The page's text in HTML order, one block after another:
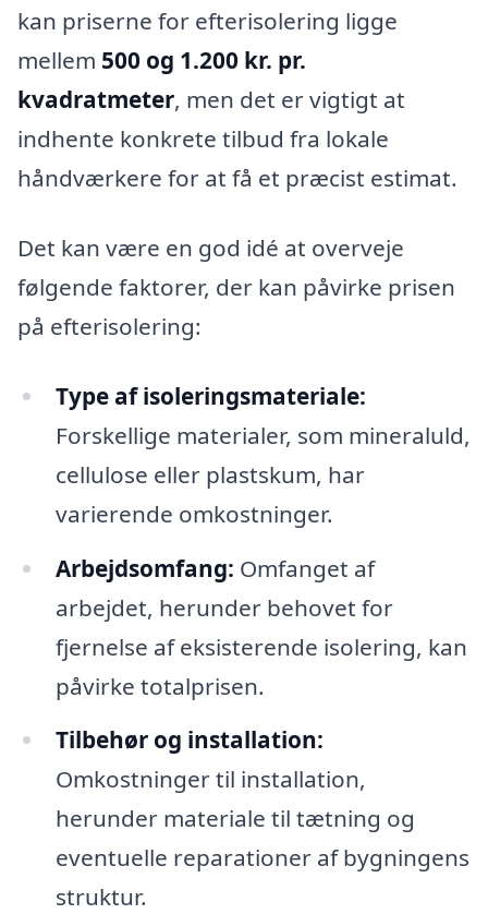
kan priserne for efterisolering ligge
mellem 500 og 1.200 kr. pr.
kvadratmeter, men det er vigtigt at
indhente konkrete tilbud fra lokale
håndværkere for at få et præcist estimat.
Det kan være en god idé at overveje
følgende faktorer, der kan påvirke prisen
på efterisolering:
Type af isoleringsmateriale:
Forskellige materialer, som mineraluld,
cellulose eller plastskum, har
varierende omkostninger.
Arbejdsomfang: Omfanget af
arbejdet, herunder behovet for
fjernelse af eksisterende isolering, kan
påvirke totalprisen.
Tilbehør og installation:
Omkostninger til installation,
herunder materiale til tætning og
eventuelle reparationer af bygningens
struktur.